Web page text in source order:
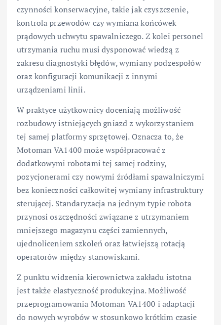
czynności konserwacyjne, takie jak czyszczenie,
kontrola przewodów czy wymiana końcówek
prądowych uchwytu spawalniczego. Z kolei personel
utrzymania ruchu musi dysponować wiedzą z
zakresu diagnostyki błędów, wymiany podzespołów
oraz konfiguracji komunikacji z innymi
urządzeniami linii.
W praktyce użytkownicy doceniają możliwość
rozbudowy istniejących gniazd z wykorzystaniem
tej samej platformy sprzętowej. Oznacza to, że
Motoman VA1400 może współpracować z
dodatkowymi robotami tej samej rodziny,
pozycjonerami czy nowymi źródłami spawalniczymi
bez konieczności całkowitej wymiany infrastruktury
sterującej. Standaryzacja na jednym typie robota
przynosi oszczędności związane z utrzymaniem
mniejszego magazynu części zamiennych,
ujednoliceniem szkoleń oraz łatwiejszą rotacją
operatorów między stanowiskami.
Z punktu widzenia kierownictwa zakładu istotna
jest także elastyczność produkcyjna. Możliwość
przeprogramowania Motoman VA1400 i adaptacji
do nowych wyrobów w stosunkowo krótkim czasie